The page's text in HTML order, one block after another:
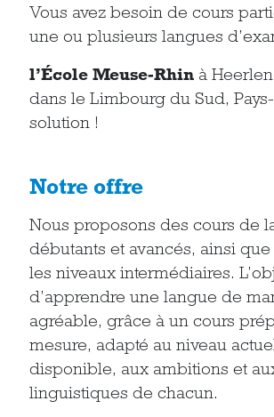
Vous avez besoin de cours
une ou plusieurs langues
l’École Meuse-Rhin à
dans le Limbourg du Sud,
solution !
Notre offre
Nous proposons des cours de
débutants et avancés, ainsi
les niveaux intermédiaires.
d’apprendre une langue de
agréable, grâce à un cours
mesure, adapté au niveau
disponible, aux ambitions et
linguistiques de chacun.